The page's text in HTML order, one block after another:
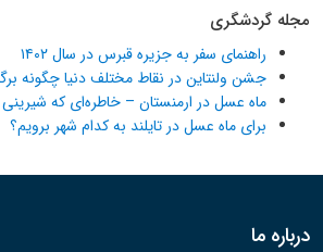
مجله گردشگری
راهنمای سفر به جزیره قبرس در سال ۱۴۰۲
جشن ولنتاین در نقاط مختلف دنیا چگونه
ماه عسل در ارمنستان – خاطره‌ای که
برای ماه عسل در تایلند به کدام شهر برویم؟
درباره ما